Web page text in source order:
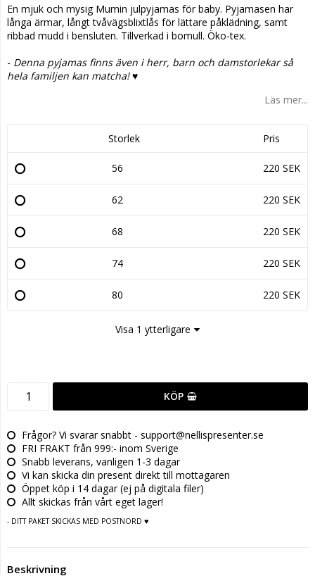
En mjuk och mysig Mumin julpyjamas för baby. Pyjamasen har
långa ärmar, långt tvåvägsblixtlås för lättare påklädning, samt
ribbad mudd i bensluten. Tillverkad i bomull. Öko-tex.
- Denna pyjamas finns även i herr, barn och damstorlekar så
hela familjen kan matcha! ♥
Läs mer...
Storlek Pris
56 220 SEK
62 220 SEK
68 220 SEK
74 220 SEK
80 220 SEK
Visa 1 ytterligare
KÖP
Frågor? Vi svarar snabbt - support@nellispresenter.se
FRI FRAKT från 999:- inom Sverige
Snabb leverans, vanligen 1-3 dagar
Vi kan skicka din present direkt till mottagaren
Öppet köp i 14 dagar (ej på digitala filer)
Allt skickas från vårt eget lager!
- DITT PAKET SKICKAS MED POSTNORD ♥
Beskrivning